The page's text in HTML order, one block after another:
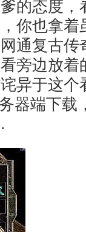
的态度，
你也拿着
通复古传
旁边放着
异于这个
器端下载